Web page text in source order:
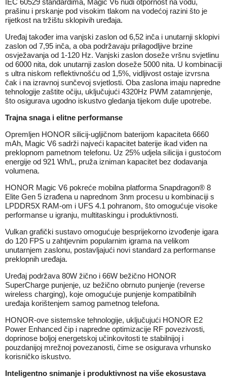
IEC 60529 standardima, Magic V6 nudi otpornost na vodu,
prašinu i prskanje pod visokim tlakom na vodećoj razini što je
rijetkost na tržištu sklopivih uređaja.
Uređaj također ima vanjski zaslon od 6,52 inča i unutarnji sklopivi
zaslon od 7,95 inča, a oba podržavaju prilagodljive brzine
osvježavanja od 1-120 Hz. Vanjski zaslon doseže vršnu svjetlinu
od 6000 nita, dok unutarnji zaslon doseže 5000 nita. U kombinaciji
s ultra niskom reflektivnošću od 1,5%, vidljivost ostaje izvrsna
čak i na izravnoj sunčevoj svjetlosti. Oba zaslona imaju napredne
tehnologije zaštite očiju, uključujući 4320Hz PWM zatamnjenje,
što osigurava ugodno iskustvo gledanja tijekom dulje upotrebe.
Trajna snaga i elitne performanse
Opremljen HONOR silicij-ugljičnom baterijom kapaciteta 6660
mAh, Magic V6 sadrži najveći kapacitet baterije ikad viđen na
preklopnom pametnom telefonu. Uz 25% udjela silicija i gustoćom
energije od 921 Wh/L, pruža izniman kapacitet bez dodavanja
volumena.
HONOR Magic V6 pokreće mobilna platforma Snapdragon® 8
Elite Gen 5 izrađena u naprednom 3nm procesu u kombinaciji s
LPDDR5X RAM-om i UFS 4.1 pohranom, što omogućuje visoke
performanse u igranju, multitaskingu i produktivnosti.
Vulkan grafički sustavo omogućuje besprijekorno izvođenje igara
do 120 FPS u zahtjevnim popularnim igrama na velikom
unutarnjem zaslonu, postavljajući novi standard za performanse
preklopnih uređaja.
Uređaj podržava 80W žično i 66W bežično HONOR
SuperCharge punjenje, uz bežično obrnuto punjenje (reverse
wireless charging), koje omogućuje punjenje kompatibilnih
uređaja korištenjem samog pametnog telefona.
HONOR-ove sistemske tehnologije, uključujući HONOR E2
Power Enhanced čip i napredne optimizacije RF povezivosti,
doprinose boljoj energetskoj učinkovitosti te stabilnijoj i
pouzdanijoj mrežnoj povezanosti, čime se osigurava vrhunsko
korisničko iskustvo.
Inteligentno snimanje i produktivnost na više ekosustava